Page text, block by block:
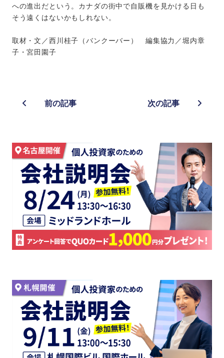
への進出だという。カナダの街中で自販機を見かける日も
そう遠くはないかもしれない。
取材・文／西川桂子（バンクーバー） 編集協力／堀内章
子・宮田園子
前の記事 次の記事